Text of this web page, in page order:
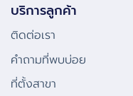
บริการลูกค้า
ติดต่อเรา
คําถามที่พบบ่อย
ที่ตั้งสาขา